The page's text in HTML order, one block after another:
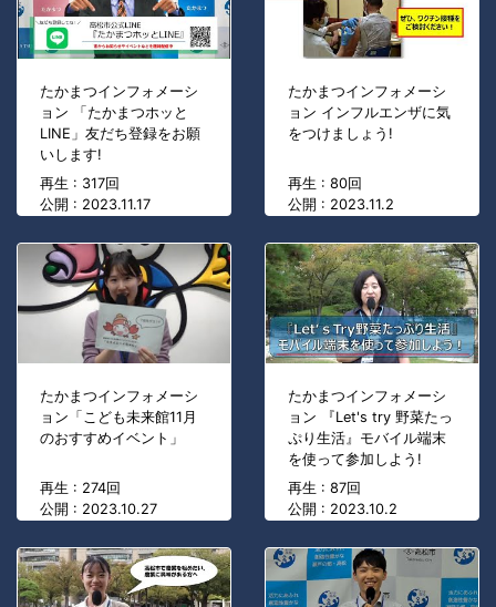
たかまつインフォメーシ
ョン 「たかまつホッと
LINE」友だち登録をお願
いします!
再生 : 317回
公開 : 2023.11.17
たかまつインフォメーシ
ョン インフルエンザに気
をつけましょう!
再生 : 80回
公開 : 2023.11.2
たかまつインフォメーシ
ョン「こども未来館11月
のおすすめイベント」
再生 : 274回
公開 : 2023.10.27
たかまつインフォメーシ
ョン 『Let's try 野菜たっ
ぷり生活』モバイル端末
を使って参加しよう!
再生 : 87回
公開 : 2023.10.2